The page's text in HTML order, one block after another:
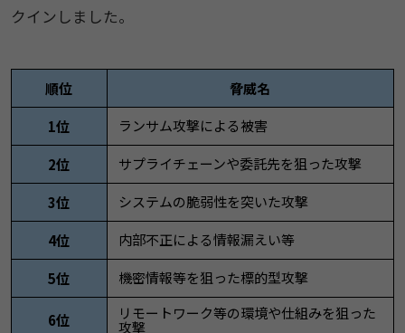
クインしました。
順位
脅威名
1位
ランサム攻撃による被害
2位 サプライチェーンや委託先を狙った攻撃
3位 システムの脆弱性を突いた攻撃
4位 内部不正による情報漏えい等
5位 機密情報等を狙った標的型攻撃
6位 リモートワーク等の環境や仕組みを狙った
攻撃